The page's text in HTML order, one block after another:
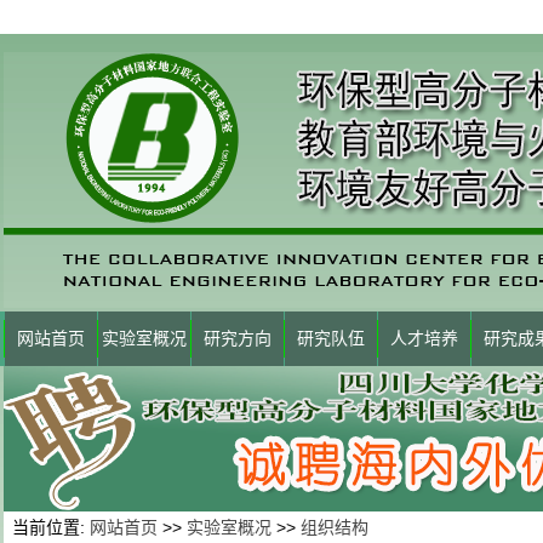
网站首页 实验室概况 研究方向 研究队伍 人才培养 研究成
当前位置: 网站首页 >> 实验室概况 >> 组织结构